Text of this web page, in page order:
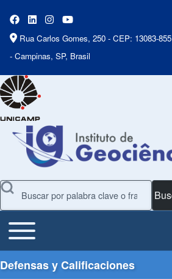
Rua Carlos Gomes, 250 - CEP: 13083-855
- Campinas, SP, Brasil
Buscar
Main Menu
Toggle main menu
Defensas y Calificaciones